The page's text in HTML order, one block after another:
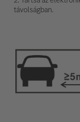
távolságban.